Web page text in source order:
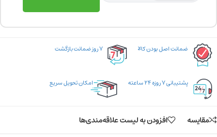
ضمانت اصل بودن کالا ۷ روز ضمانت بازگشت
پشتیبانی ۷ روزه ۲۴ ساعته امکان تحویل سریع
مقایسه افزودن به لیست علاقه‌مندی‌ها